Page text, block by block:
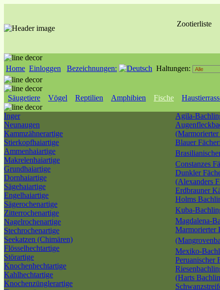
Zootierliste
Home Einloggen Bezeichnungen: Haltungen:
Säugetiere Vögel Reptilien Amphibien Fische
Inger
Neunaugen
Kammzähnerartige
Stierkopfhaiartige
Ammenhaiartige
Makrelenhaiartige
Grundhaiartige
Dornhaiartige
Sägehaiartige
Engelhaiartige
Sägerochenartige
Zitterrochenartige
Nagelrochenartige
Stechrochenartige
Seekatzen (Chimären)
Flösselhechtartige
Störartige
Knochenhechtartige
Kahlhechtartige
Knochenzünglerartige
Agila-
Blauer
Constanzes
Dunkler
(Alexanders
Erdbrauner
Holms
Kuba-
Magdalena-
Marmorierter
Mexiko-
Peruanischer
(Harts